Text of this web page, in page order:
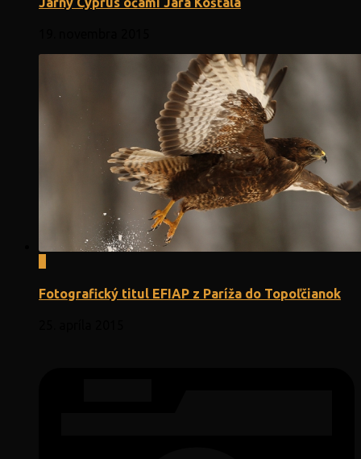
Fotografický titul EFIAP z Paríža do Topoľčianok